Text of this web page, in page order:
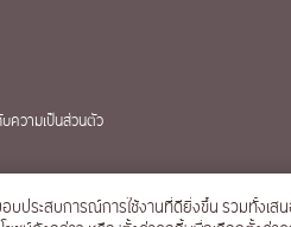
ความเป็นส่วนตัว
บประสบการณ์การใช้งานที่ดียิ่งขึ้น รวมทั้งเ